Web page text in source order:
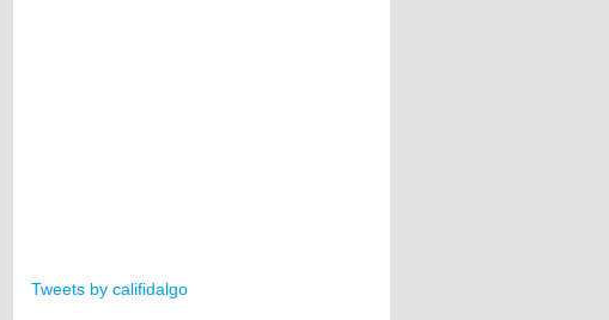
Tweets by califidalgo